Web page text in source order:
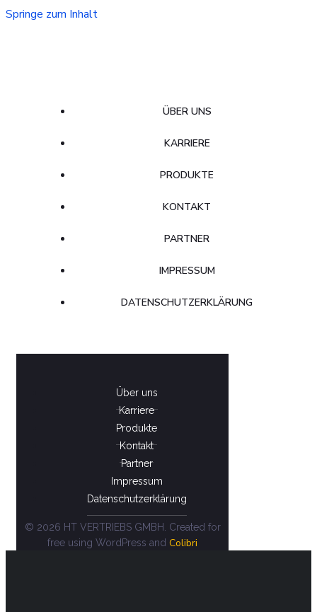
Springe zum Inhalt
ÜBER UNS
KARRIERE
PRODUKTE
KONTAKT
PARTNER
IMPRESSUM
DATENSCHUTZERKLÄRUNG
Über uns
Karriere
Produkte
Kontakt
Partner
Impressum
Datenschutzerklärung
© 2026 HT VERTRIEBS GMBH. Created for
free using WordPress and Colibri